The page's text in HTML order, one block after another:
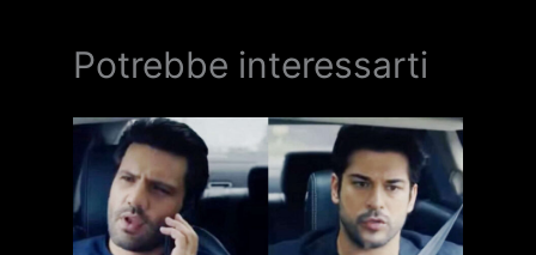
Potrebbe interessarti